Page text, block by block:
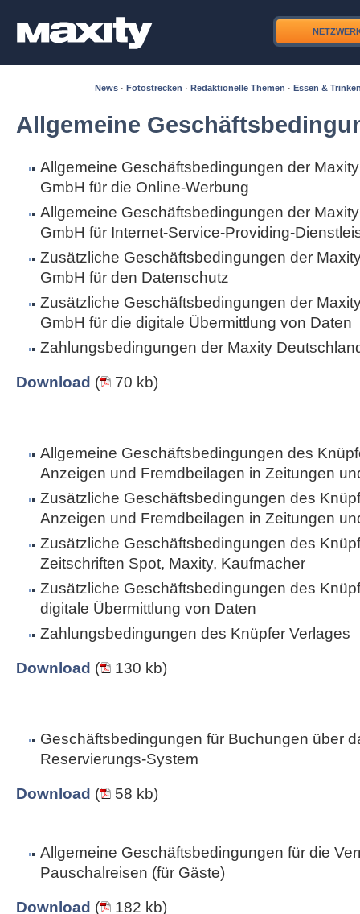
News · Fotostrecken · Redaktionelle Themen · Essen &
Allgemeine
Allgemeine Geschäftsbedingungen der
GmbH für die Online-Werbung
Allgemeine Geschäftsbedingungen der
GmbH für Internet-Service-Providing-
Zusätzliche Geschäftsbedingungen der
GmbH für den Datenschutz
Zusätzliche Geschäftsbedingungen der
GmbH für die digitale Übermittlung von Daten
Zahlungsbedingungen der Maxity
Download ( 70 kb)
Allgemeine Geschäftsbedingungen des
Anzeigen und Fremdbeilagen in Zeitungen
Zusätzliche Geschäftsbedingungen des
Anzeigen und Fremdbeilagen in Zeitungen
Zusätzliche Geschäftsbedingungen des
Zeitschriften Spot, Maxity, Kaufmacher
Zusätzliche Geschäftsbedingungen des
digitale Übermittlung von Daten
Zahlungsbedingungen des Knüpfer Verlages
Download ( 130 kb)
Geschäftsbedingungen für Buchungen über
Reservierungs-System
Download ( 58 kb)
Allgemeine Geschäftsbedingungen für die
Pauschalreisen (für Gäste)
Download ( 182 kb)